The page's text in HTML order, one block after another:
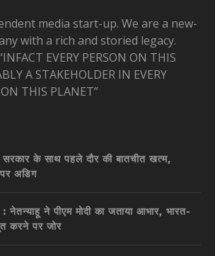
media start-up. We are a new-
with a rich and storied legacy.
EVERY PERSON ON THIS
A STAKEHOLDER IN EVERY
THIS PLANET”
के साथ पहले दौर की बातचीत खत्म,
अडिग
: नेतन्याहू ने पीएम मोदी का जताया आभार, भारत-
करने पर जोर